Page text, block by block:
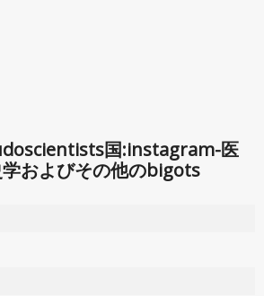
国:instagram-医
およびその他のbigots